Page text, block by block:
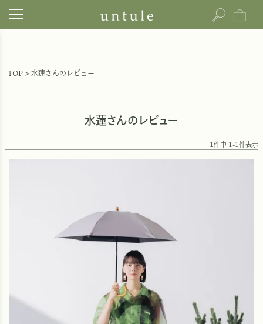
TOP 水蓮さんのレビュー
水蓮さんのレビュー
1 件中 1 -1 件表示